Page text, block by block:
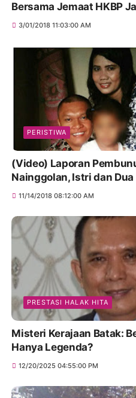
Bersama Jemaat HKBP
3/01/2018 11:03:00 AM
PERISTIWA
(Video) Laporan
Nainggolan, Istri dan
11/14/2018 08:12:00 AM
PRESTASI HALAK HITA
Misteri Kerajaan Batak:
Hanya Legenda?
12/20/2025 04:55:00 PM